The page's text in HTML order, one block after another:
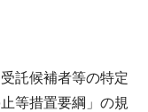
託候補者等の特定
等措置要綱」の規